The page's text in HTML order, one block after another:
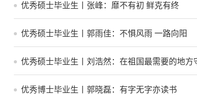
优秀硕士毕业生丨张峰：靡不有初 鲜克有终
优秀硕士毕业生丨郭雨佳：不惧风雨 一路向阳
优秀硕士毕业生丨刘浩然：在祖国最需要的地方
优秀博士毕业生丨郭晓磊：有字无字亦读书